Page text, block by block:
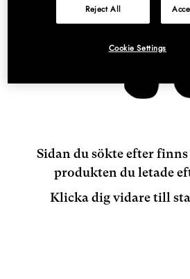
Sidan du sökte efter
produkten du letade
Klicka dig vidare till
Reject All
Cookie Settings